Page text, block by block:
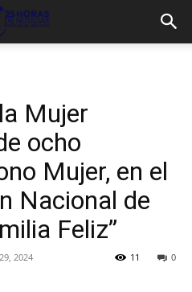
Mujer
ocho
Mujer, en el
Nacional de
Feliz”
2024 0
11